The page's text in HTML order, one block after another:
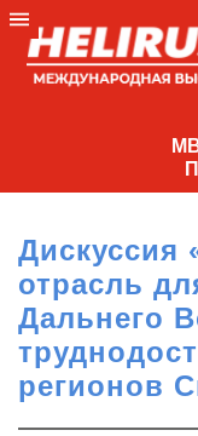
4-
МВЦ
Экспо"
Павильон
2,
зал
5
+7
Дискуссия
отрасль
Дальнего
регионов